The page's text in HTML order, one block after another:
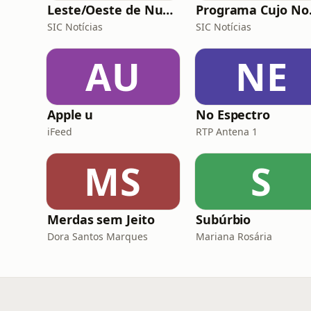
Leste/Oeste de Nuno Rogeiro
SIC Notícias SIC Notícias
AU
Apple u
iFeed
NE
No Espectro
RTP Antena 1
MS
Merdas sem Jeito
Dora Santos Marques
S
Subúrbio
Mariana Rosária